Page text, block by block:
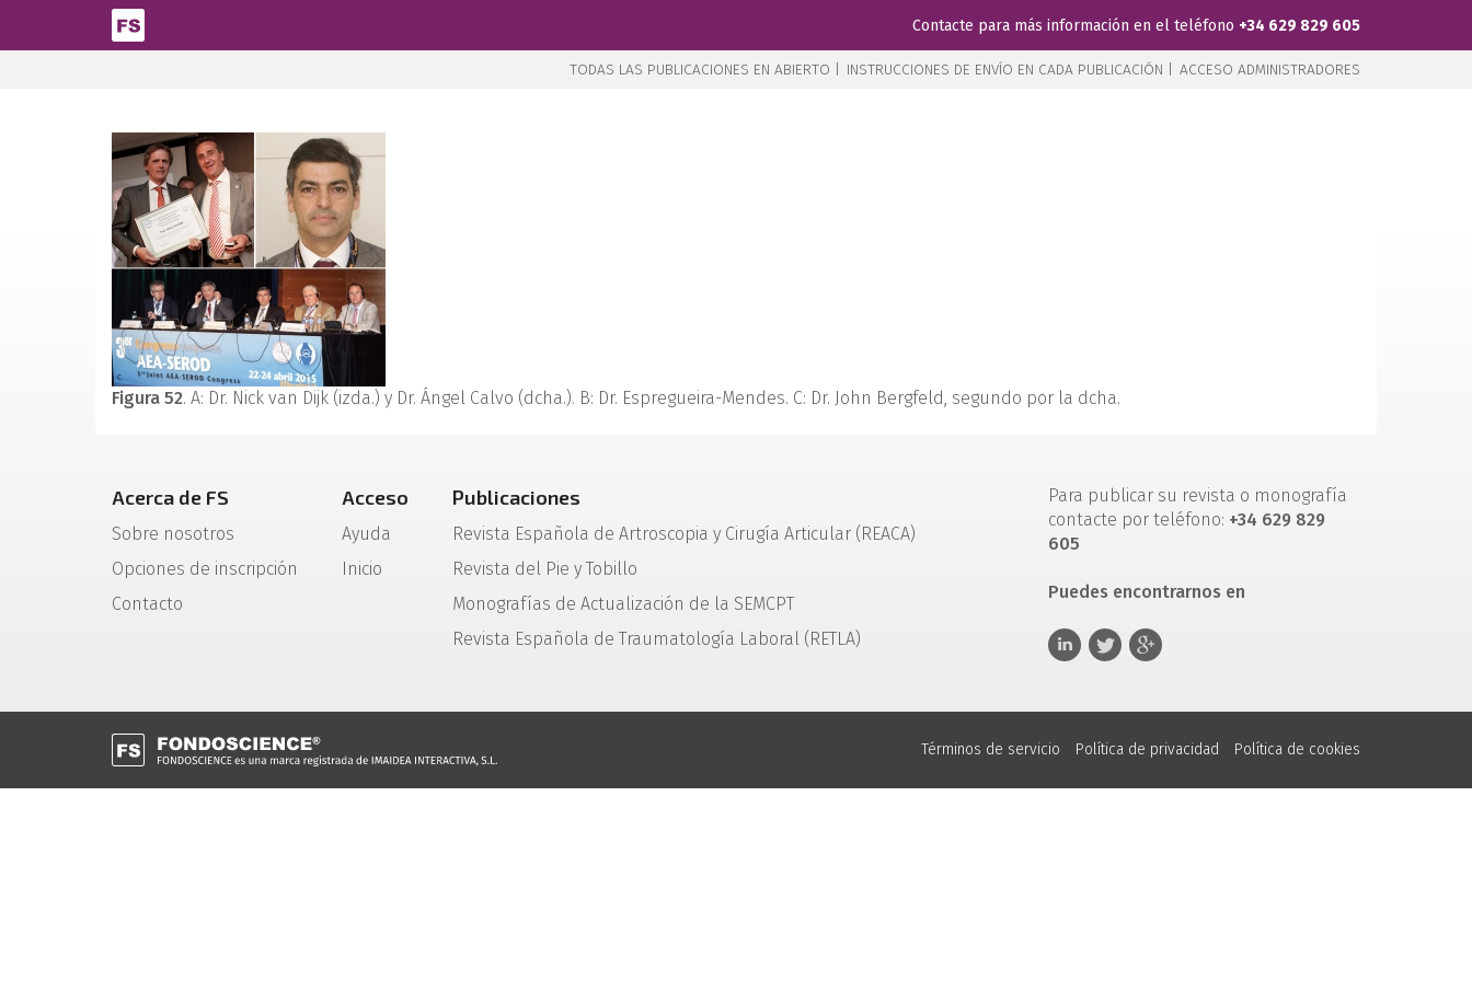
Pasar al contenido principal
Contacte para más información en el teléfono +34 629 829 605
TODAS LAS PUBLICACIONES EN ABIERTO | INSTRUCCIONES DE ENVÍO EN CADA PUBLICACIÓN | ACCESO ADMINISTRADORES
Figura 52. A: Dr. Nick van Dijk (izda.) y Dr. Ángel Calvo (dcha.). B: Dr. Espregueira-Mendes. C: Dr. John Bergfeld, segundo por la dcha.
Acerca de FS
Sobre nosotros
Opciones de inscripción
Contacto
Acceso
Ayuda
Inicio
Publicaciones
Revista Española de Artroscopia y Cirugía Articular (REACA)
Revista del Pie y Tobillo
Monografías de Actualización de la SEMCPT
Revista Española de Traumatología Laboral (RETLA)
Para publicar su revista o monografía
contacte por teléfono: +34 629 829
605
Puedes encontrarnos en
Términos de servicio Política de privacidad Política de cookies